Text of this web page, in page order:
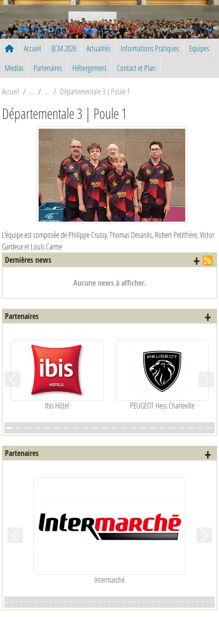
Accueil IJCM 2026 Actualités Informations Pratiques
Equipes
Medias
Partenaires Hébergement Contact et Plan
Accueil Départementale 3 | Poule 1
Départementale 3 | Poule 1
L'équipe est composée de Philippe Crussy, Thomas Desanlis, Robert Petitfrère, Victor
Gardeux et Louis Carme
Dernières news
Aucune news à afficher.
+
Partenaires
Ibis Hôtel PEUGEOT Hess Charleville
Précedent
+
Partenaires
Intermarché
+
Panneau de gestion des cookies